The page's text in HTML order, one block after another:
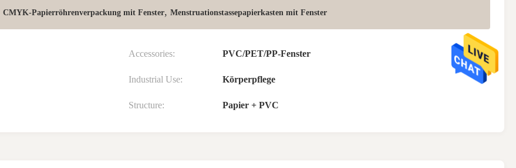
CMYK-Papierröhrenverpackung mit Fenster, Menstruationstassepapierkasten mit Fenster
Accessories: PVC/PET/PP-Fenster
Industrial Use: Körperpflege
Structure: Papier + PVC